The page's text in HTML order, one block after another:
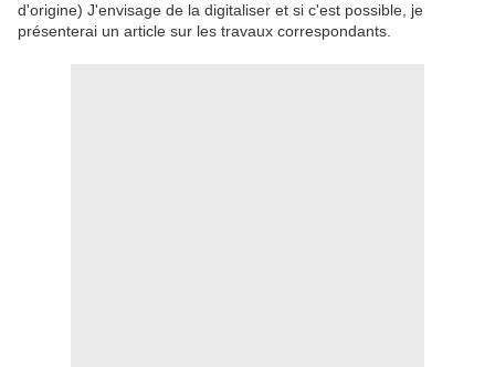
d'origine) J'envisage de la digitaliser et si c'est possible, je
présenterai un article sur les travaux correspondants.